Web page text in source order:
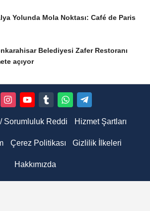
Yolunda Mola Noktası: Café de Paris
Belediyesi Zafer Restoranı
açıyor
Sorumluluk Reddi Hizmet Şartları
Çerez Politikası Gizlilik İlkeleri
Hakkımızda